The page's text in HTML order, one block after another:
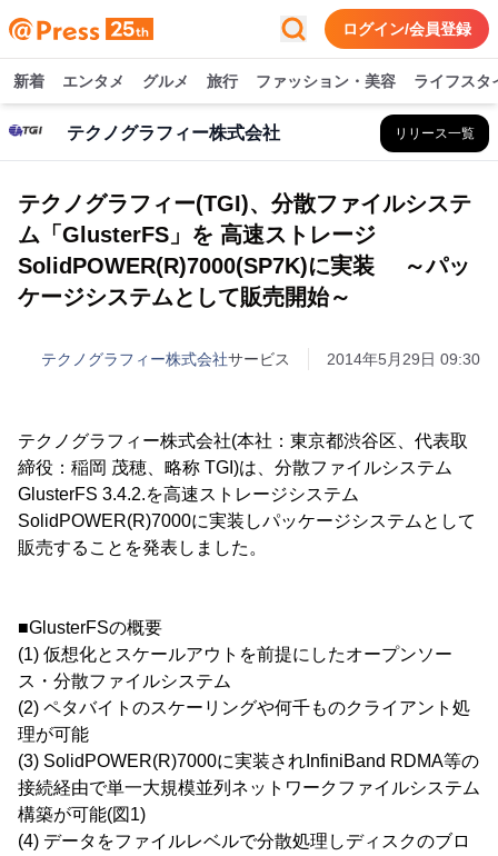
ログイン/会員登録
新着 エンタメ グルメ 旅行 ファッション・美容 ライフスタ
テクノグラフィー株式会社 リリース一覧
テクノグラフィー(TGI)、分散ファイルシステ
ム「GlusterFS」を 高速ストレージ
SolidPOWER(R)7000(SP7K)に実装 ～パッ
ケージシステムとして販売開始～
テクノグラフィー株式会社サービス 2014年5月29日 09:30
テクノグラフィー株式会社(本社：東京都渋谷区、代表取
締役：稲岡 茂穂、略称 TGI)は、分散ファイルシステム
GlusterFS 3.4.2.を高速ストレージシステム
SolidPOWER(R)7000に実装しパッケージシステムとして
販売することを発表しました。
■GlusterFSの概要
(1) 仮想化とスケールアウトを前提にしたオープンソー
ス・分散ファイルシステム
(2) ペタバイトのスケーリングや何千ものクライアント処
理が可能
(3) SolidPOWER(R)7000に実装されInfiniBand RDMA等の
接続経由で単一大規模並列ネットワークファイルシステム
構築が可能(図1)
(4) データをファイルレベルで分散処理しディスクのブロ